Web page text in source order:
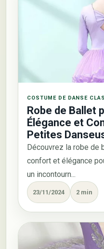
COSTUME DE DANSE
Robe de Ballet
Élégance et
Petites
Découvrez la robe de
confort et élégance
un incontourn...
23/11/2024 2 min